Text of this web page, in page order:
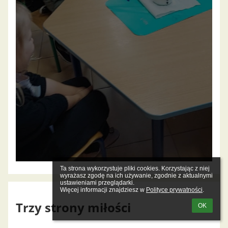
Ta strona wykorzystuje pliki cookies. Korzystając z niej
wyrażasz zgodę na ich używanie, zgodnie z aktualnymi
ustawieniami przeglądarki.
Więcej informacji znajdziesz w Polityce prywatności.
OK
Trzy strony miłości